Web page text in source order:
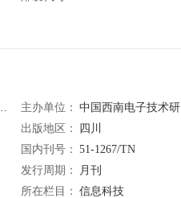
主办单位： 中国西南电子技术研究所
出版地区：
四川
国内刊号： 51-1267/TN
发行周期：
月刊
所在栏目： 信息科技